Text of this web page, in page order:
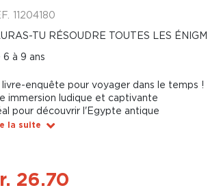
11204180
TU RÉSOUDRE TOUTES LES
6 à 9 ans
livre-enquête pour voyager dans le temps !
immersion ludique et captivante
pour découvrir l'Egypte antique
la suite
26.70